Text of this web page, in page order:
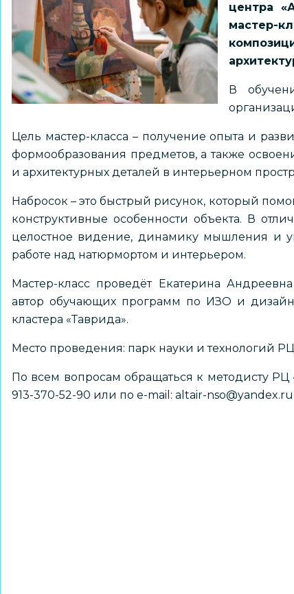
центра
мастер-
В
Цель мастер-класса – получение опыта и
формообразования предметов, а также
и архитектурных деталей в интерьерном
Набросок – это быстрый рисунок, который
конструктивные особенности объекта. В
целостное видение, динамику мышления и
работе над натюрмортом и интерьером.
Мастер-класс проведёт Екатерина
автор обучающих программ по ИЗО и
кластера «Таврида».
Место проведения: парк науки и технологий РЦ
По всем вопросам обращаться к методисту
913-370-52-90 или по е-mail: altair-nso@yandex.ru